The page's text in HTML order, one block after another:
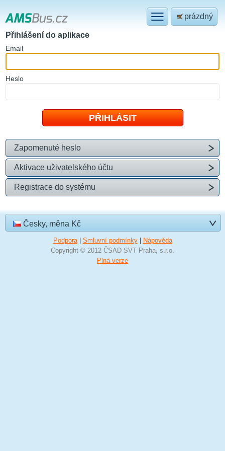
prázdný
Přihlášení do aplikace
Email
Heslo
Zapomenuté heslo
Aktivace uživatelského účtu
Registrace do systému
Česky, měna Kč
Podpora| Smluvní podmínky|
Nápověda
Copyright © 2012 ČSAD SVT Praha, s.r.o.
Plná verze